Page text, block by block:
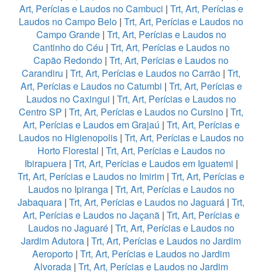
Art, Perícias e Laudos no Cambuci | Trt, Art, Perícias e
Laudos no Campo Belo | Trt, Art, Perícias e Laudos no
Campo Grande| Trt, Art, Perícias e Laudos no
Cantinho do Céu | Trt, Art, Perícias e Laudos no
Capão Redondo | Trt, Art, Perícias e Laudos no
Carandiru | Trt, Art, Perícias e Laudos no Carrão | Trt,
Art, Perícias e Laudos no Catumbi | Trt, Art, Perícias e
Laudos no Caxingui | Trt, Art, Perícias e Laudos no
Centro SP | Trt, Art, Perícias e Laudos no Cursino | Trt,
Art, Perícias e Laudos em Grajaú | Trt, Art, Perícias e
Laudos no Higienopolis| Trt, Art, Perícias e Laudos no
Horto Florestal | Trt, Art, Perícias e Laudos no
Ibirapuera| Trt, Art, Perícias e Laudos em Iguatemi |
Trt, Art, Perícias e Laudos no Imirim | Trt, Art, Perícias e
Laudos no Ipiranga| Trt, Art, Perícias e Laudos no
Jabaquara | Trt, Art, Perícias e Laudos no Jaguará | Trt,
Art, Perícias e Laudos no Jaçanã| Trt, Art, Perícias e
Laudos no Jaguaré| Trt, Art, Perícias e Laudos no
Jardim Adutora | Trt, Art, Perícias e Laudos no Jardim
Aeroporto | Trt, Art, Perícias e Laudos no Jardim
Alvorada | Trt, Art, Perícias e Laudos no Jardim